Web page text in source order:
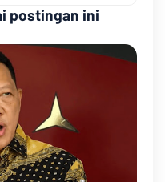
postingan ini